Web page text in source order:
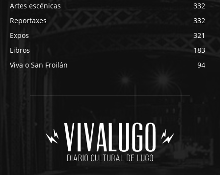
Artes escénicas
332
Reportaxes
332
Expos
321
Libros
183
Viva o San Froilán
94